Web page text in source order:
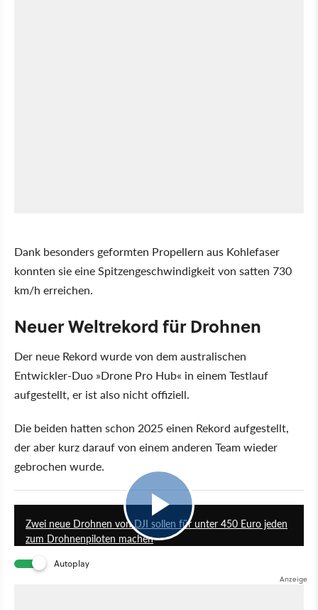
Dank besonders geformten Propellern aus Kohlefaser
konnten sie eine Spitzengeschwindigkeit von satten 730
km/h erreichen.
Neuer Weltrekord für Drohnen
Der neue Rekord wurde von dem australischen
Entwickler-Duo »Drone Pro Hub« in einem Testlauf
aufgestellt, er ist also nicht offiziell.
Die beiden hatten schon 2025 einen Rekord aufgestellt,
der aber kurz darauf von einem anderen Team wieder
gebrochen wurde.
1:57
Zwei neue Drohnen von DJI sollen für unter 450 Euro jeden
zum Drohnenpiloten machen
Autoplay